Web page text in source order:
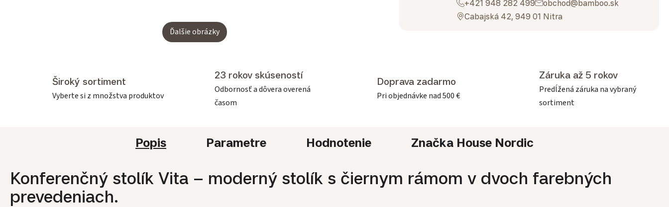
+421 948 282 499
obchod@bamboo.sk
Cabajská 42, 949 01 Nitra
Ďalšie obrázky
Široký sortiment
Vyberte si z množstva produktov
23 rokov skúseností
Odbornosť a dôvera overená
časom
Doprava zadarmo
Pri objednávke nad 500 €
Záruka až 5 rokov
Predĺžená záruka na vybraný
sortiment
Popis Parametre Hodnotenie Značka House Nordic
Konferenčný stolík Vita – moderný stolík s čiernym rámom v dvoch farebných
prevedeniach.